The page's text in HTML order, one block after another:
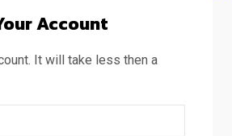
Suelos
Entomología
Nutrición Animal
Análisis Instrumental
Account
Account
It will take less then a